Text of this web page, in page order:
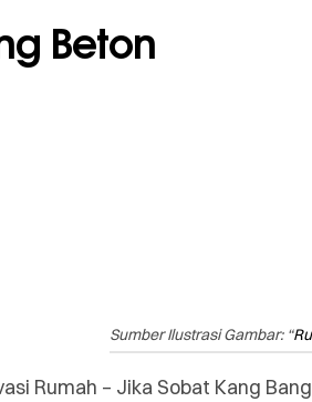
Beton
Sumber Ilustrasi Gambar: “
Rumah – Jika Sobat Kang